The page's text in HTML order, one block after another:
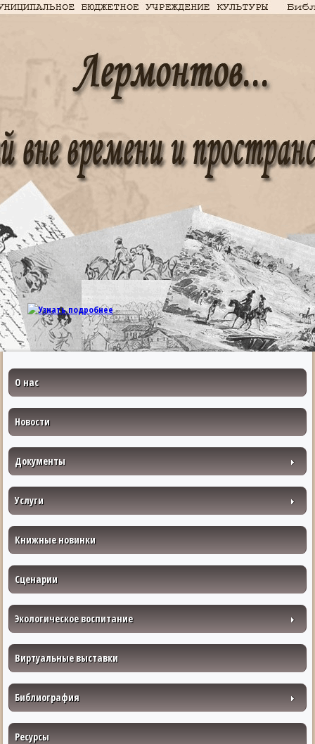
О нас
Новости
Документы
Услуги
Книжные новинки
Сценарии
Экологическое воспитание
Виртуальные выставки
Библиография
Ресурсы